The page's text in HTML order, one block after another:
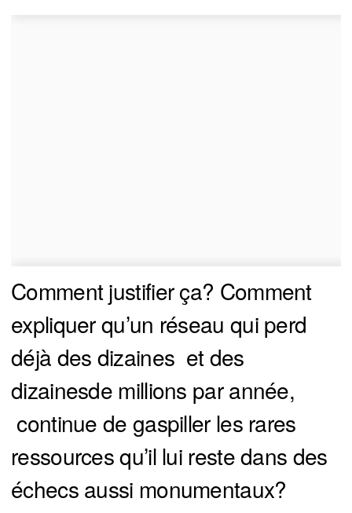
Comment justifier ça? Comment
expliquer qu’un réseau qui perd
déjà des dizaines et des
dizainesde millions par année,
continue de gaspiller les rares
ressources qu’il lui reste dans des
échecs aussi monumentaux?